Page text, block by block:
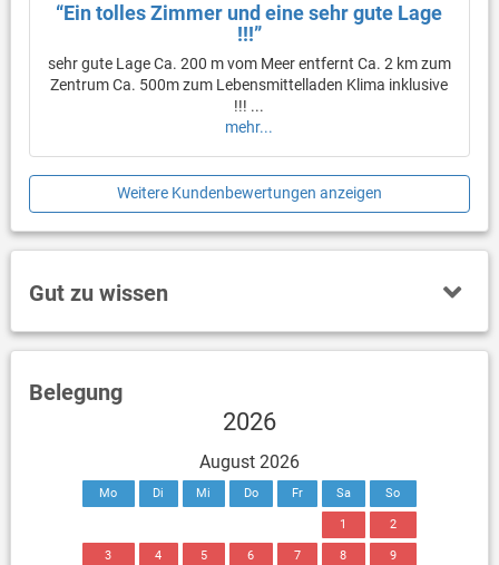
“Ein tolles Zimmer und eine sehr gute Lage
!!!”
sehr gute Lage Ca. 200 m vom Meer entfernt Ca. 2 km zum
Zentrum Ca. 500m zum Lebensmittelladen Klima inklusive
!!! ...
mehr...
Weitere Kundenbewertungen anzeigen
Gut zu wissen
Belegung
2026
August 2026
Mo Di Mi Do Fr Sa So
1 2
3 4 5 6 7 8 9